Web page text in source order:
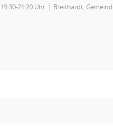
19:30-21:20 Uhr Breithardt,